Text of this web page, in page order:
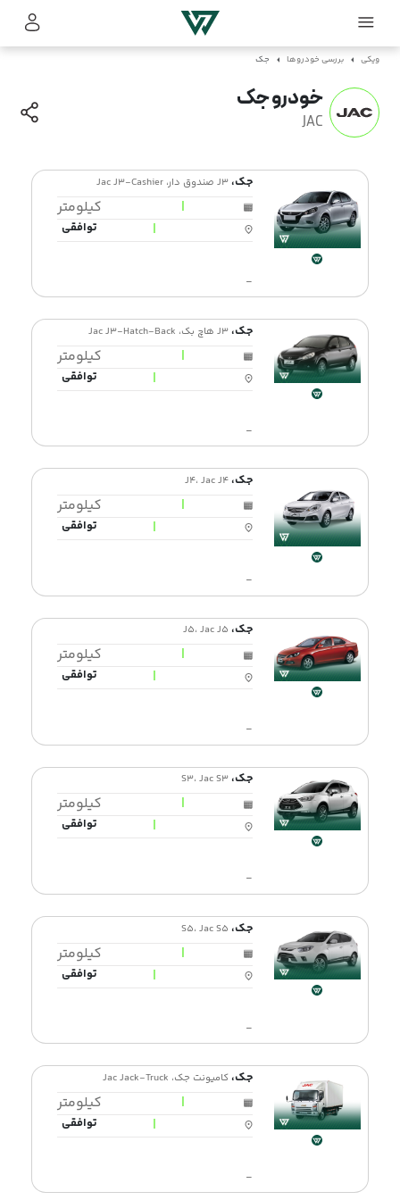
ویکی بررسی خودروها جک
خودرو جک
JAC
جک،J3 صندوق دار، Jac J3-Cashier
|
کیلومتر
|
توافقی
-
جک،J3 هاچ بک، Jac J3-Hatch-Back
|
کیلومتر
|
توافقی
-
جک،J4، Jac J4
|
کیلومتر
|
توافقی
-
جک، J5، Jac J5
|
کیلومتر
|
توافقی
-
جک،S3، Jac S3
|
کیلومتر
|
توافقی
-
جک، S5، Jac S5
|
کیلومتر
|
توافقی
-
جک، کامیونت جک، Jac Jack-Truck
|
کیلومتر
|
توافقی
-